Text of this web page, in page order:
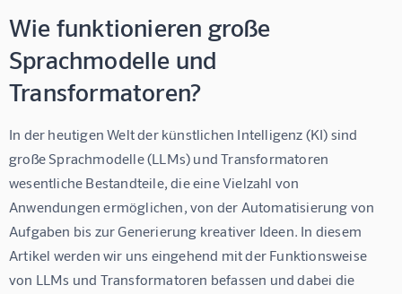
Wie funktionieren große
Sprachmodelle und
Transformatoren?
In der heutigen Welt der künstlichen Intelligenz (KI) sind
große Sprachmodelle (LLMs) und Transformatoren
wesentliche Bestandteile, die eine Vielzahl von
Anwendungen ermöglichen, von der Automatisierung von
Aufgaben bis zur Generierung kreativer Ideen. In diesem
Artikel werden wir uns eingehend mit der Funktionsweise
von LLMs und Transformatoren befassen und dabei die